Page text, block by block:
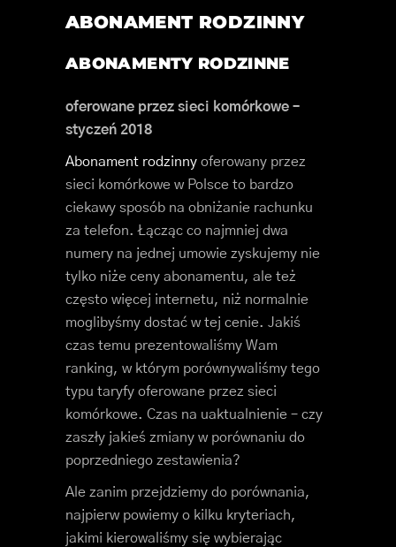
ABONAMENT RODZINNY
ABONAMENTY RODZINNE
oferowane przez sieci komórkowe –
styczeń 2018
Abonament rodzinny oferowany przez
sieci komórkowe w Polsce to bardzo
ciekawy sposób na obniżanie rachunku
za telefon. Łącząc co najmniej dwa
numery na jednej umowie zyskujemy nie
tylko niże ceny abonamentu, ale też
często więcej internetu, niż normalnie
moglibyśmy dostać w tej cenie. Jakiś
czas temu prezentowaliśmy Wam
ranking, w którym porównywaliśmy tego
typu taryfy oferowane przez sieci
komórkowe. Czas na uaktualnienie – czy
zaszły jakieś zmiany w porównaniu do
poprzedniego zestawienia?
Ale zanim przejdziemy do porównania,
najpierw powiemy o kilku kryteriach,
jakimi kierowaliśmy się wybierając